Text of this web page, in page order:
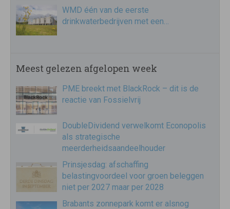
WMD één van de eerste
drinkwaterbedrijven met een…
Meest gelezen afgelopen week
PME breekt met BlackRock – dit is de
reactie van Fossielvrij
DoubleDividend verwelkomt Econopolis
als strategische
meerderheidsaandeelhouder
Prinsjesdag: afschaffing
belastingvoordeel voor groen beleggen
niet per 2027 maar per 2028
Brabants zonnepark komt er alsnog